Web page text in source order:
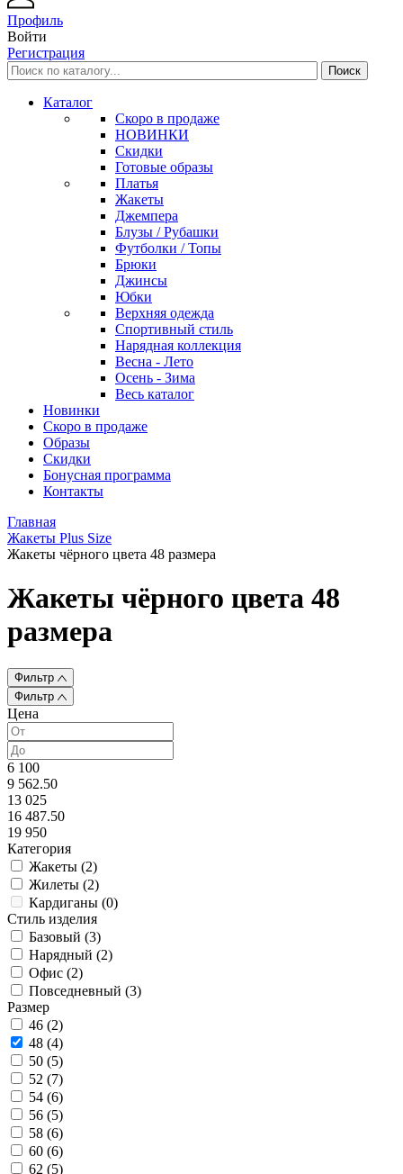
Профиль
Войти
Регистрация
Каталог
Скоро в продаже
НОВИНКИ
Скидки
Готовые образы
Платья
Жакеты
Джемпера
Блузы / Рубашки
Футболки / Топы
Брюки
Джинсы
Юбки
Верхняя одежда
Спортивный стиль
Нарядная коллекция
Весна - Лето
Осень - Зима
Весь каталог
Новинки
Скоро в продаже
Образы
Скидки
Бонусная программа
Контакты
Главная
Жакеты Plus Size
Жакеты чёрного цвета 48 размера
Жакеты чёрного цвета 48
размера
Фильтр
Фильтр
Цена
6 100
9 562.50
13 025
16 487.50
19 950
Категория
Жакеты (2)
Жилеты (2)
Кардиганы (0)
Стиль изделия
Базовый (3)
Нарядный (2)
Офис (2)
Повседневный (3)
Размер
46 (2)
48 (4)
50 (5)
52 (7)
54 (6)
56 (5)
58 (6)
60 (6)
62 (5)